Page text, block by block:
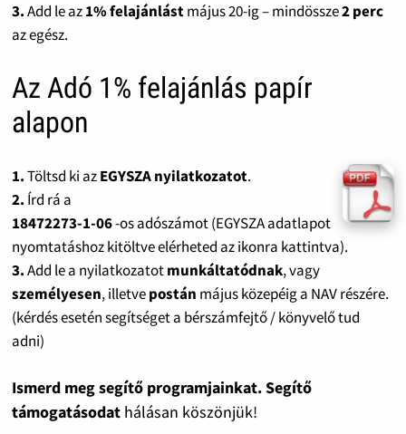
3.Add le az1% felajánlástmájus 20-ig – mindössze2 perc
az egész.
Az Adó 1% felajánlás papír
alapon
1.Töltsd ki azEGYSZA nyilatkozatot.
2. Írd rá a
18472273-1-06-os adószámot (EGYSZA adatlapot
nyomtatáshoz kitöltve elérheted az ikonra kattintva).
3.Add le a nyilatkozatotmunkáltatódnak, vagy
személyesen, illetvepostán május közepéig a NAV részére.
(kérdés esetén segítséget a bérszámfejtő / könyvelő tud
adni)
Ismerd meg segítő programjainkat. Segítő
támogatásodat hálásan köszönjük!